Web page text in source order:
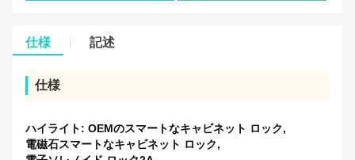
仕様 記述
仕様
ハイライト: OEMのスマートなキャビネット ロック,
電磁石スマートなキャビネット ロック,